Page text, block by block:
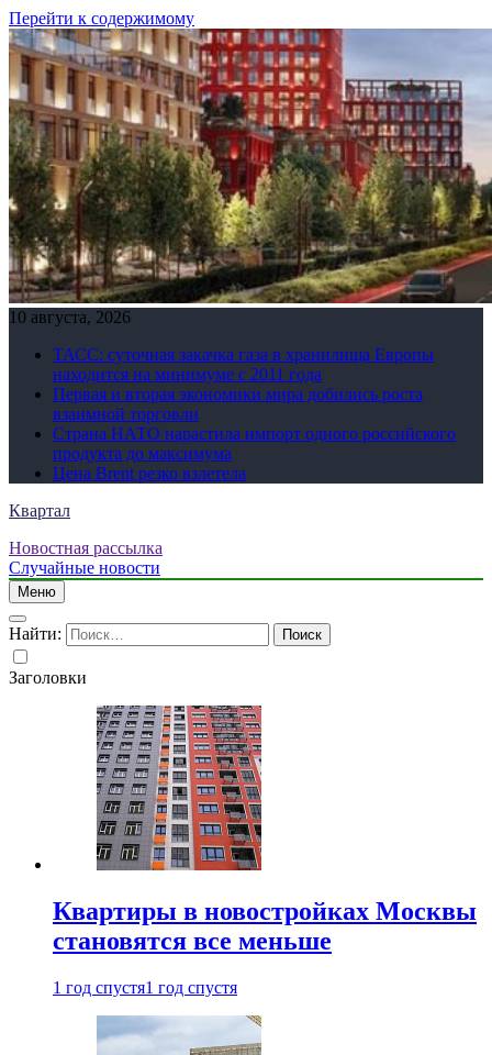
Перейти к содержимому
10 августа, 2026
ТАСС: суточная закачка газа в хранилища Европы
находится на минимуме с 2011 года
Первая и вторая экономики мира добились роста
взаимной торговли
Страна НАТО нарастила импорт одного российского
продукта до максимума
Цена Brent резко взлетела
Квартал
Новостная рассылка
Случайные новости
Меню
Найти:
Заголовки
Квартиры в новостройках Москвы
становятся все меньше
1 год спустя1 год спустя